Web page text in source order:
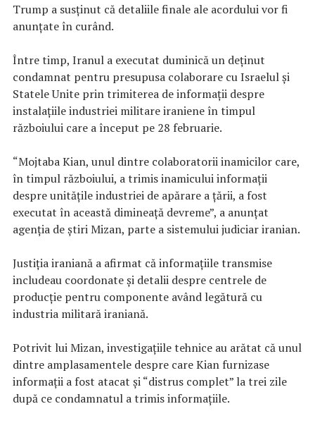
Trump a susţinut că detaliile finale ale acordului vor fi
anunţate în curând.
Între timp, Iranul a executat duminică un deţinut
condamnat pentru presupusa colaborare cu Israelul şi
Statele Unite prin trimiterea de informaţii despre
instalaţiile industriei militare iraniene în timpul
războiului care a început pe 28 februarie.
“Mojtaba Kian, unul dintre colaboratorii inamicilor care,
în timpul războiului, a trimis inamicului informaţii
despre unităţile industriei de apărare a ţării, a fost
executat în această dimineaţă devreme”, a anunţat
agenţia de ştiri Mizan, parte a sistemului judiciar iranian.
Justiţia iraniană a afirmat că informaţiile transmise
includeau coordonate şi detalii despre centrele de
producţie pentru componente având legătură cu
industria militară iraniană.
Potrivit lui Mizan, investigaţiile tehnice au arătat că unul
dintre amplasamentele despre care Kian furnizase
informaţii a fost atacat şi “distrus complet” la trei zile
după ce condamnatul a trimis informaţiile.